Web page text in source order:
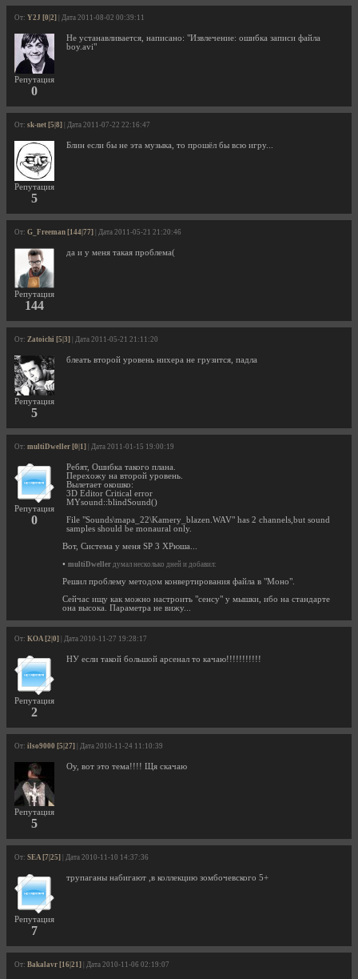
От: Y2J [0|2] | Дата 2011-08-02 00:39:11
Репутация
0
Не устанавливается, написано: "Извлечение: ошибка записи файла
boy.avi"
От: sk-net [5|8] | Дата 2011-07-22 22:16:47
Репутация
5
Блин если бы не эта музыка, то прошёл бы всю игру...
От: G_Freeman [144|77] | Дата 2011-05-21 21:20:46
Репутация
144
да и у меня такая проблема(
От: Zatoichi [5|3] | Дата 2011-05-21 21:11:20
Репутация
5
блеать второй уровень нихера не грузится, падла
От: multiDweller [0|1] | Дата 2011-01-15 19:00:19
Репутация
0
Ребят, Ошибка такого плана.
Перехожу на второй уровень.
Вылетает окошко:
3D Editor Critical error
MYsound::blindSound()
File "Sounds\mapa_22\Kamery_blazen.WAV" has 2 channels,but sound
samples should be monaural only.
Вот, Система у меня SP 3 XРюша...
• multiDweller думал несколько дней и добавил:
Решил проблему методом конвертирования файла в "Моно".
Сейчас ищу как можно настроить "сенсу" у мышки, ибо на стандарте
она высока. Параметра не вижу...
От: KOA [2|0] | Дата 2010-11-27 19:28:17
Репутация
2
НУ если такой большой арсенал то качаю!!!!!!!!!!!
От: ilso9000 [5|27] | Дата 2010-11-24 11:10:39
Репутация
5
Оу, вот это тема!!!! Щя скачаю
От: SEA [7|25] | Дата 2010-11-10 14:37:36
Репутация
7
трупаганы набигают ,в коллекцию зомбочевского 5+
От: Bakalavr [16|21] | Дата 2010-11-06 02:19:07